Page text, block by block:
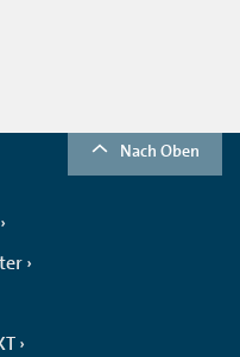
Nach Oben